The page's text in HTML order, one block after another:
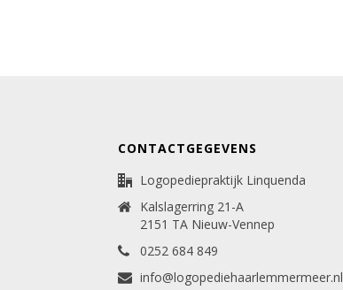
CONTACTGEGEVENS
Logopediepraktijk Linquenda
Kalslagerring 21-A
2151 TA Nieuw-Vennep
0252 684 849
info@logopediehaarlemmermeer.nl